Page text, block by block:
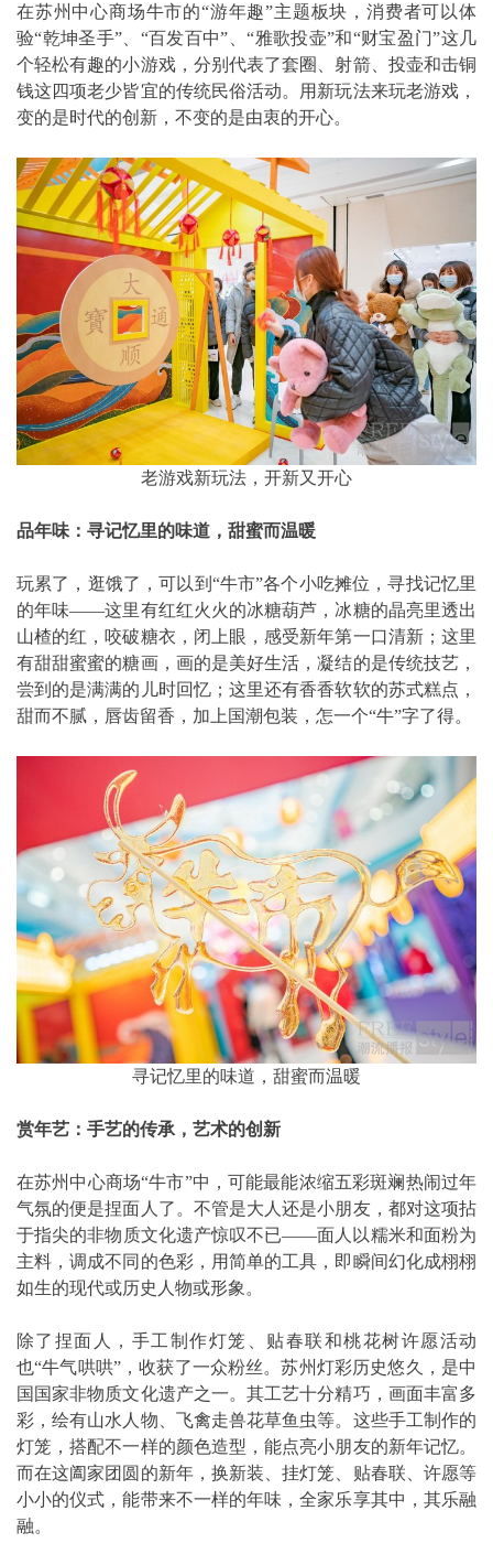
在苏州中心商场牛市的“游年趣”主题板块，消费者可以体
验“乾坤圣手”、“百发百中”、“雅歌投壶”和“财宝盈门”这几
个轻松有趣的小游戏，分别代表了套圈、射箭、投壶和击铜
钱这四项老少皆宜的传统民俗活动。用新玩法来玩老游戏，
变的是时代的创新，不变的是由衷的开心。
老游戏新玩法，开新又开心
品年味：寻记忆里的味道，甜蜜而温暖
玩累了，逛饿了，可以到“牛市”各个小吃摊位，寻找记忆里
的年味——这里有红红火火的冰糖葫芦，冰糖的晶亮里透出
山楂的红，咬破糖衣，闭上眼，感受新年第一口清新；这里
有甜甜蜜蜜的糖画，画的是美好生活，凝结的是传统技艺，
尝到的是满满的儿时回忆；这里还有香香软软的苏式糕点，
甜而不腻，唇齿留香，加上国潮包装，怎一个“牛”字了得。
寻记忆里的味道，甜蜜而温暖
赏年艺：手艺的传承，艺术的创新
在苏州中心商场“牛市”中，可能最能浓缩五彩斑斓热闹过年
气氛的便是捏面人了。不管是大人还是小朋友，都对这项拈
于指尖的非物质文化遗产惊叹不已——面人以糯米和面粉为
主料，调成不同的色彩，用简单的工具，即瞬间幻化成栩栩
如生的现代或历史人物或形象。
除了捏面人，手工制作灯笼、贴春联和桃花树许愿活动
也“牛气哄哄”，收获了一众粉丝。苏州灯彩历史悠久，是中
国国家非物质文化遗产之一。其工艺十分精巧，画面丰富多
彩，绘有山水人物、飞禽走兽花草鱼虫等。这些手工制作的
灯笼，搭配不一样的颜色造型，能点亮小朋友的新年记忆。
而在这阖家团圆的新年，换新装、挂灯笼、贴春联、许愿等
小小的仪式，能带来不一样的年味，全家乐享其中，其乐融
融。